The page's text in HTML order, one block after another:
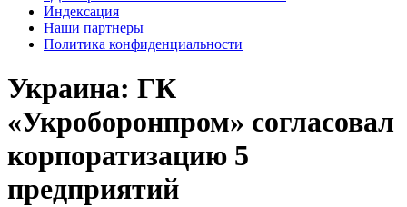
Индекcация
Наши партнеры
Политика конфиденциальности
Украина: ГК
«Укроборонпром» согласовал
корпоратизацию 5
предприятий